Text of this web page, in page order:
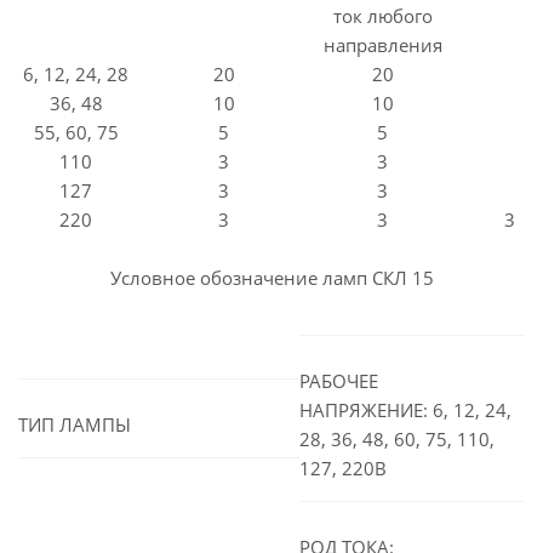
ток любого
направления
6, 12, 24, 28 20
20
36, 48
10
10
55, 60, 75
5
5
110
3
3
127
3
3
220
3 3 3
Условное обозначение ламп СКЛ 15
ТИП ЛАМПЫ
РАБОЧЕЕ
НАПРЯЖЕНИЕ: 6, 12, 24,
28, 36, 48, 60, 75, 110,
127, 220В
РОД ТОКА: